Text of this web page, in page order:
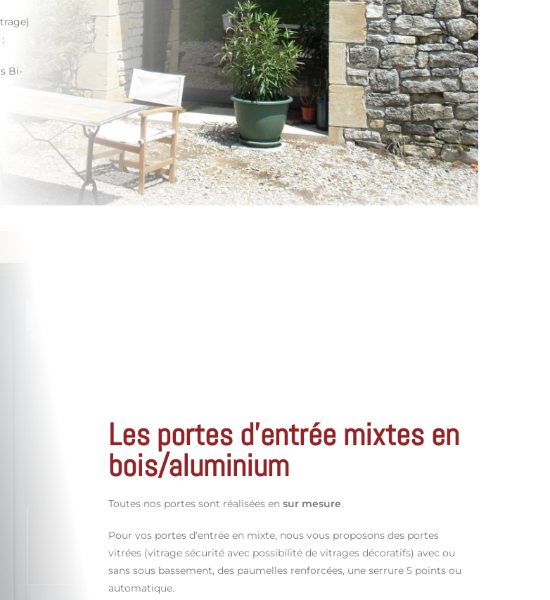
Bi-
Les portes d'entrée mixtes en
bois/aluminium
Toutes nos portes sont réalisées ensur mesure.
Pour vos portes d’entrée en mixte, nous vous proposons des portes
vitrées (vitrage sécurité avec possibilité de vitrages décoratifs) avec ou
sans sous bassement, des paumelles renforcées, une serrure 5 points ou
automatique.